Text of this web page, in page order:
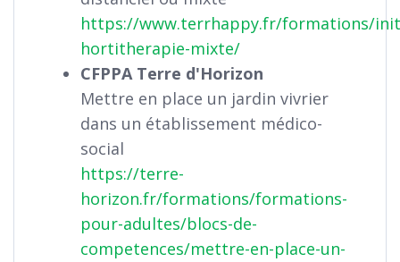
https://www.terrhappy.fr/formations/
hortitherapie-mixte/
CFPPA Terre d'Horizon
Mettre en place un jardin vivrier
dans un établissement médico-
social
https://terre-
horizon.fr/formations/formations-
pour-adultes/blocs-de-
competences/mettre-en-place-un-